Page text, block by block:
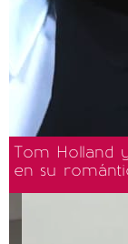
Tom Holland
en su